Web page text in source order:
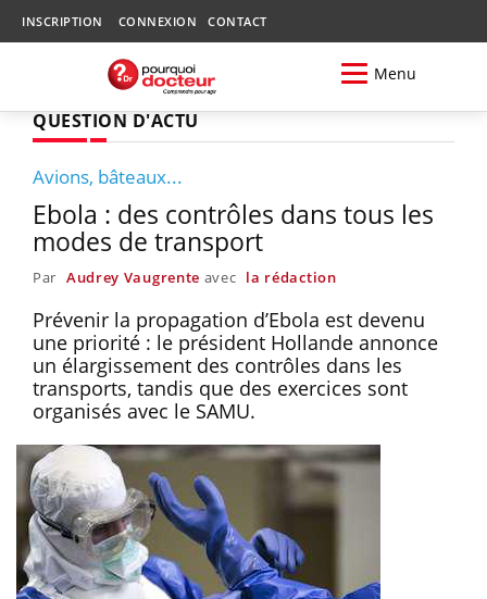
INSCRIPTION CONNEXION CONTACT
Menu
QUESTION D'ACTU
Avions, bâteaux...
Ebola : des contrôles dans tous les
modes de transport
Par Audrey Vaugrente avec la rédaction
Prévenir la propagation d’Ebola est devenu
une priorité : le président Hollande annonce
un élargissement des contrôles dans les
transports, tandis que des exercices sont
organisés avec le SAMU.